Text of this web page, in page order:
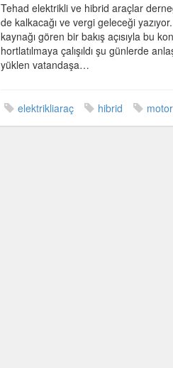
Tehad elektrikli ve hibrid araçlar
de kalkacağı ve vergi geleceği
kaynağı gören bir bakış açısıyla bu
hortlatılmaya çalışıldı şu günlerde
yüklen vatandaşa…
elektrikliaraç hibrid